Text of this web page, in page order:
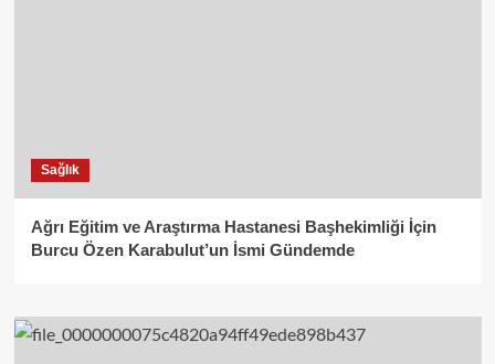
Sağlık
Ağrı Eğitim ve Araştırma Hastanesi Başhekimliği İçin
Burcu Özen Karabulut’un İsmi Gündemde